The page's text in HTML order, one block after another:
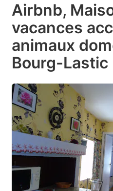
Airbnb,
vacances
animaux
Bourg-Lastic